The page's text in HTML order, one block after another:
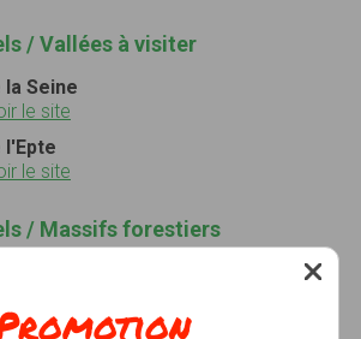
/ Vallées à visiter
la Seine
le site
l'Epte
le site
/ Massifs forestiers
Andelys